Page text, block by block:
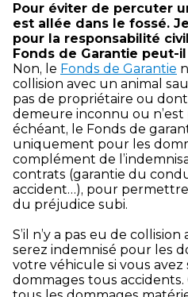
Pour éviter de percuter
est allée dans le fossé.
pour la responsabilité
Fonds de Garantie peut-
Non, le Fonds de Garantie
collision avec un animal
pas de propriétaire ou
demeure inconnu ou n’est
échéant, le Fonds de
uniquement pour les
complément de
contrats (garantie du
accident…), pour
du préjudice subi.
S’il n’y a pas eu de
serez indemnisé pour les
votre véhicule si vous
dommages tous